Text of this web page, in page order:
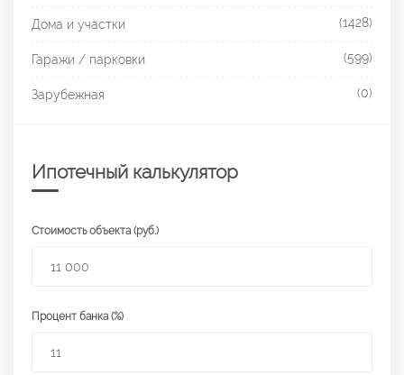
Дома и участки (1428)
Гаражи / парковки (599)
Зарубежная (0)
Ипотечный калькулятор
Стоимость объекта (руб.)
Процент банка (%)